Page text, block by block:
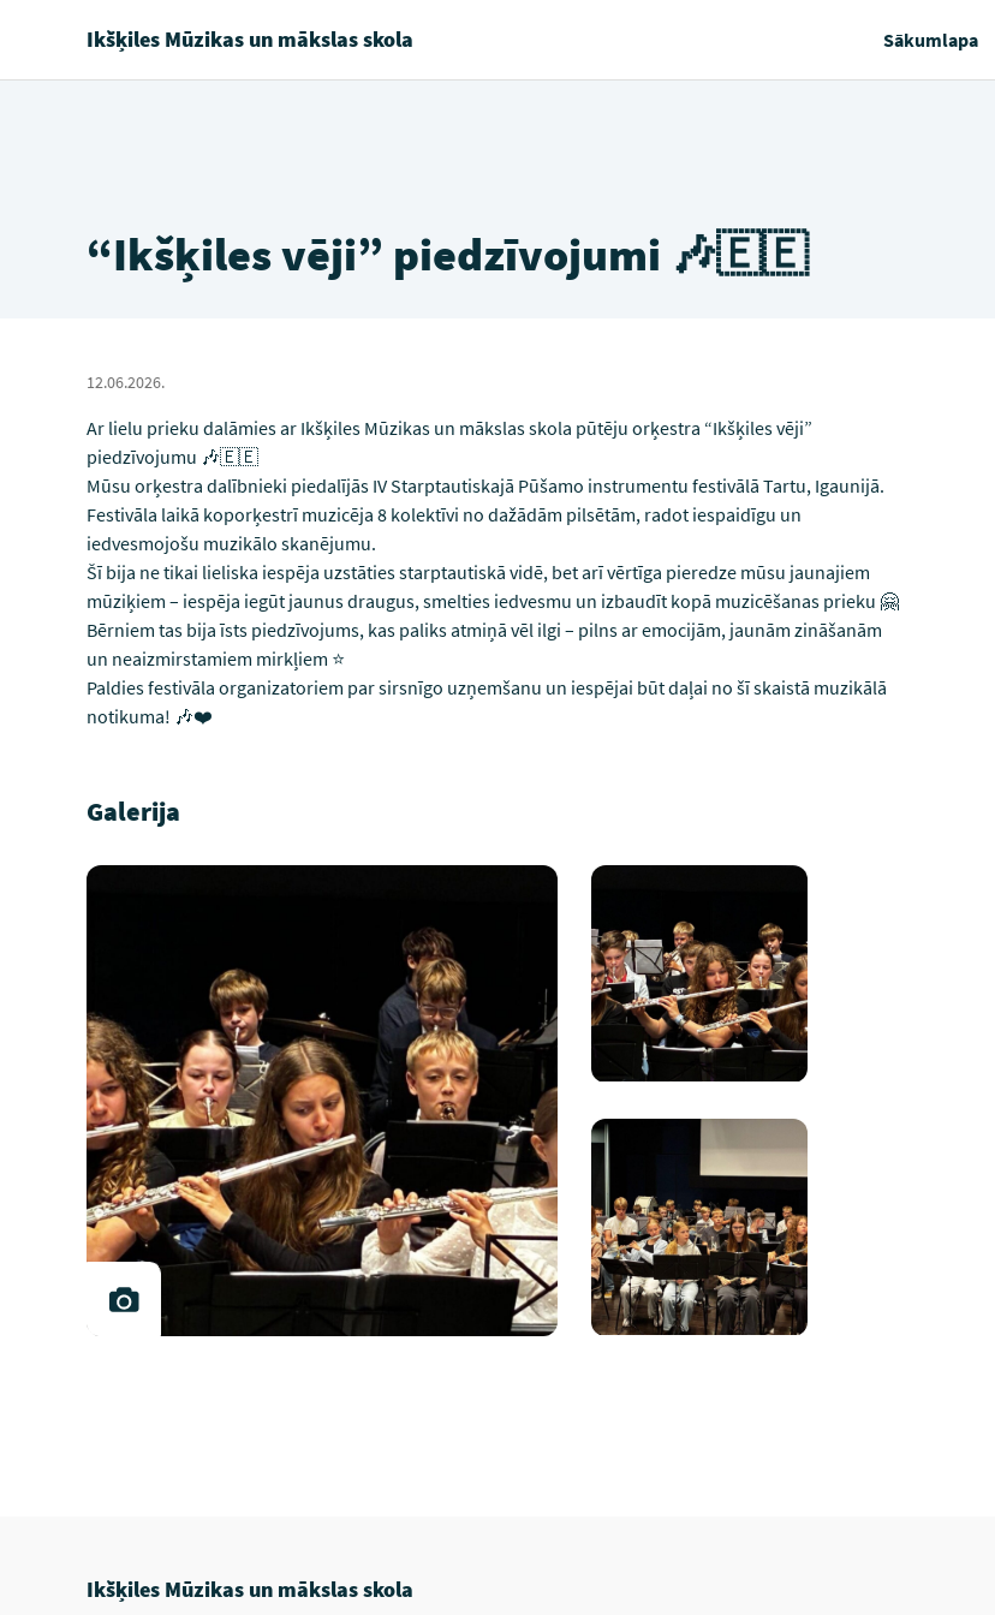
Ikšķiles Mūzikas un mākslas skola Sākumlapa
“Ikšķiles vēji” piedzīvojumi 🎶🇪🇪
12.06.2026.
Ar lielu prieku dalāmies ar Ikšķiles Mūzikas un mākslas skola pūtēju orķestra “Ikšķiles vēji”
piedzīvojumu 🎶🇪🇪
Mūsu orķestra dalībnieki piedalījās IV Starptautiskajā Pūšamo instrumentu festivālā Tartu, Igaunijā.
Festivāla laikā koporķestrī muzicēja 8 kolektīvi no dažādām pilsētām, radot iespaidīgu un
iedvesmojošu muzikālo skanējumu.
Šī bija ne tikai lieliska iespēja uzstāties starptautiskā vidē, bet arī vērtīga pieredze mūsu jaunajiem
mūziķiem – iespēja iegūt jaunus draugus, smelties iedvesmu un izbaudīt kopā muzicēšanas prieku 🤗
Bērniem tas bija īsts piedzīvojums, kas paliks atmiņā vēl ilgi – pilns ar emocijām, jaunām zināšanām
un neaizmirstamiem mirkļiem ⭐️
Paldies festivāla organizatoriem par sirsnīgo uzņemšanu un iespējai būt daļai no šī skaistā muzikālā
notikuma! 🎶❤️
Galerija
Ikšķiles Mūzikas un mākslas skola